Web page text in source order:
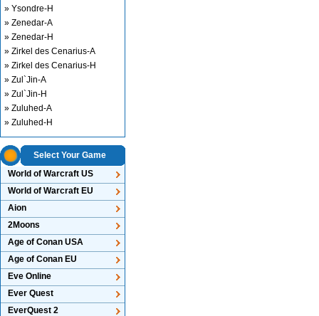
» Ysondre-H
» Zenedar-A
» Zenedar-H
» Zirkel des Cenarius-A
» Zirkel des Cenarius-H
» Zul`Jin-A
» Zul`Jin-H
» Zuluhed-A
» Zuluhed-H
Select Your Game
World of Warcraft US
World of Warcraft EU
Aion
2Moons
Age of Conan USA
Age of Conan EU
Eve Online
Ever Quest
EverQuest 2